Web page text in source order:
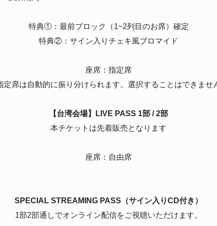
特典①：最前ブロック（1~2列目のお席）確定
特典②：サイン入りチェキ風ブロマイド
座席：指定席
席は自動的に振り分けられます。選択することはできませ
【台湾会場】LIVE PASS 1部 / 2部
本チケットは先着販売となります
座席：自由席
SPECIAL STREAMING PASS（サイン入りCD付き）
1部2部通しでオンライン配信をご視聴いただけます。